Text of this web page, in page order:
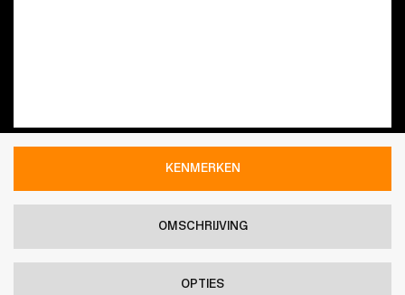
KENMERKEN
OMSCHRIJVING
OPTIES